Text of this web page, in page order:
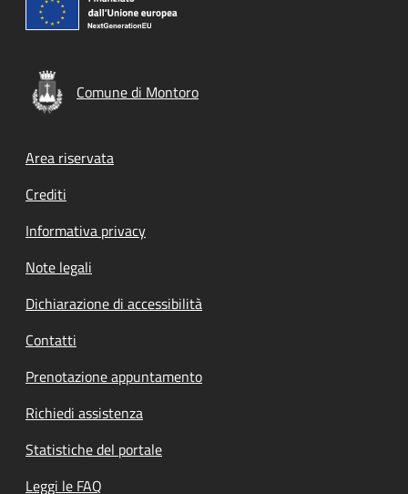
Comune di Montoro
Footer menu
Area riservata
Crediti
Informativa privacy
Note legali
Dichiarazione di accessibilità
Contatti
Prenotazione appuntamento
Richiedi assistenza
Statistiche del portale
Leggi le FAQ